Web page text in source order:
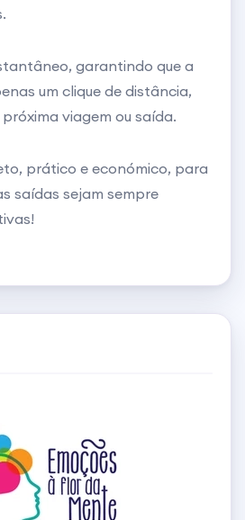
garantindo que a
um clique de distância,
viagem ou saída.
prático e económico, para
saídas sejam sempre